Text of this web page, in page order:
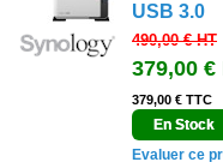
USB 3.0
490,00 €HT
379,00 €
379,00 € TTC
En Stock
Evaluer ce